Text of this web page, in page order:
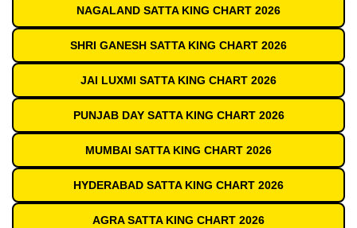
NAGALAND SATTA KING CHART 2026
SHRI GANESH SATTA KING CHART 2026
JAI LUXMI SATTA KING CHART 2026
PUNJAB DAY SATTA KING CHART 2026
MUMBAI SATTA KING CHART 2026
HYDERABAD SATTA KING CHART 2026
AGRA SATTA KING CHART 2026